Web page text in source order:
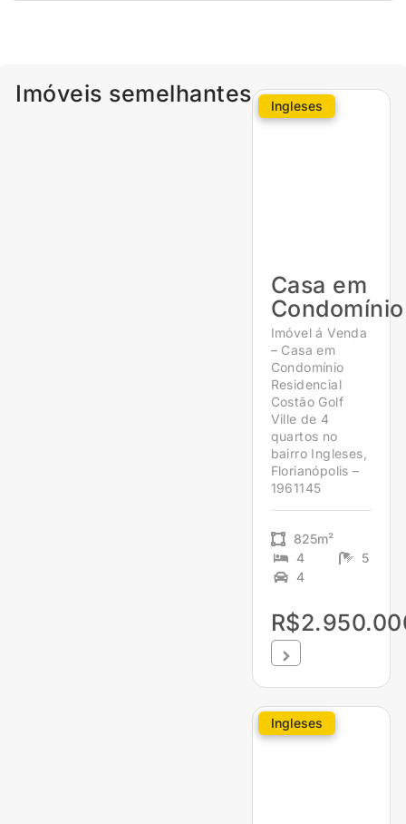
Imóveis semelhantes Ingleses
Casa em
Condomínio
Imóvel á Venda
– Casa em
Condomínio
Residencial
Costão Golf
Ville de 4
quartos no
bairro Ingleses,
Florianópolis –
1961145
825m²
4
5
4
Ingleses